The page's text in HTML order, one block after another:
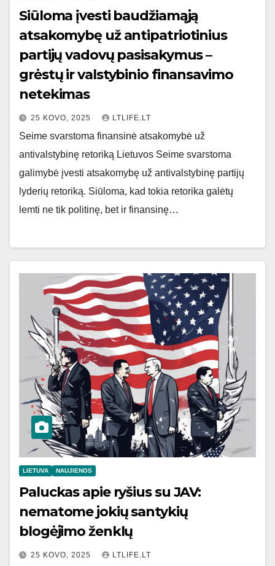
Siūloma įvesti baudžiamąją
atsakomybę už antipatriotinius
partijų vadovų pasisakymus –
grėstų ir valstybinio finansavimo
netekimas
25 KOVO, 2025 LTLIFE.LT
Seime svarstoma finansinė atsakomybė už
antivalstybinę retoriką Lietuvos Seime svarstoma
galimybė įvesti atsakomybę už antivalstybinę partijų
lyderių retoriką. Siūloma, kad tokia retorika galėtų
lemti ne tik politinę, bet ir finansinę…
LIETUVA NAUJIENOS
Paluckas apie ryšius su JAV:
nematome jokių santykių
blogėjimo ženklų
25 KOVO, 2025 LTLIFE.LT